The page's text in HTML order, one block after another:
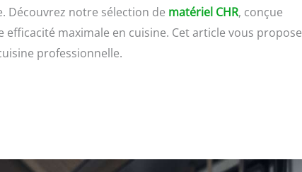
Découvrez notre sélection de matériel CHR, conçue
maximale en cuisine. Cet article vous propose
professionnelle.